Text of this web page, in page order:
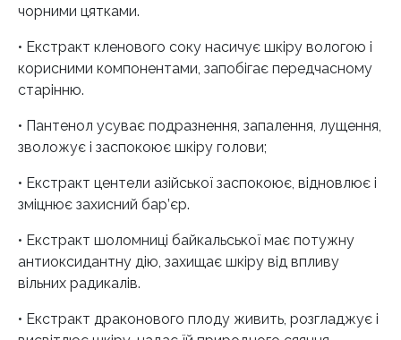
чорними цятками.
• Екстракт кленового соку насичує шкіру вологою і
корисними компонентами, запобігає передчасному
старінню.
• Пантенол усуває подразнення, запалення, лущення,
зволожує і заспокоює шкіру голови;
• Екстракт центели азійської заспокоює, відновлює і
зміцнює захисний бар’єр.
• Екстракт шоломниці байкальської має потужну
антиоксидантну дію, захищає шкіру від впливу
вільних радикалів.
• Екстракт драконового плоду живить, розгладжує і